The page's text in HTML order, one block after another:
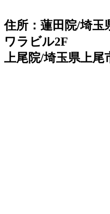
住所：蓮田院/埼玉
ワラビル2F
上尾院/埼玉県上尾